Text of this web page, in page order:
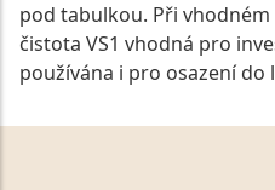
pod tabulkou. Při
čistota VS1 vhodná pro
používána i pro osazení do